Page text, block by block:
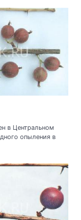
в Центральном
опыления в